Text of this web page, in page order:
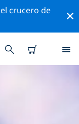
crucero de